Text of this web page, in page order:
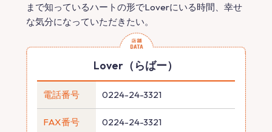
まで知っているハートの形でLoverにいる時間、幸せ
な気分になっていただきたい。
Lover（らばー）
電話番号 0224-24-3321
FAX番号 0224-24-3321